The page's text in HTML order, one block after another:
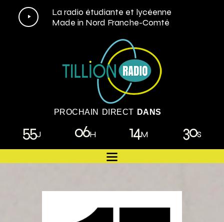
La radio étudiante et lycéenne
Made in Nord Franche-Comté
Lecteur
audio
PROCHAIN DIRECT DANS
55J 06H 14M 29S